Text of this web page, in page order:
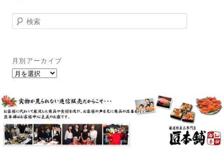
検
索
月別アーカイブ
月
ー
カ
イ
ブ